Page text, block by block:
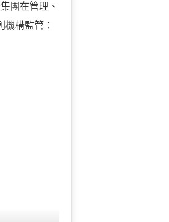
團在管理、
構監管：